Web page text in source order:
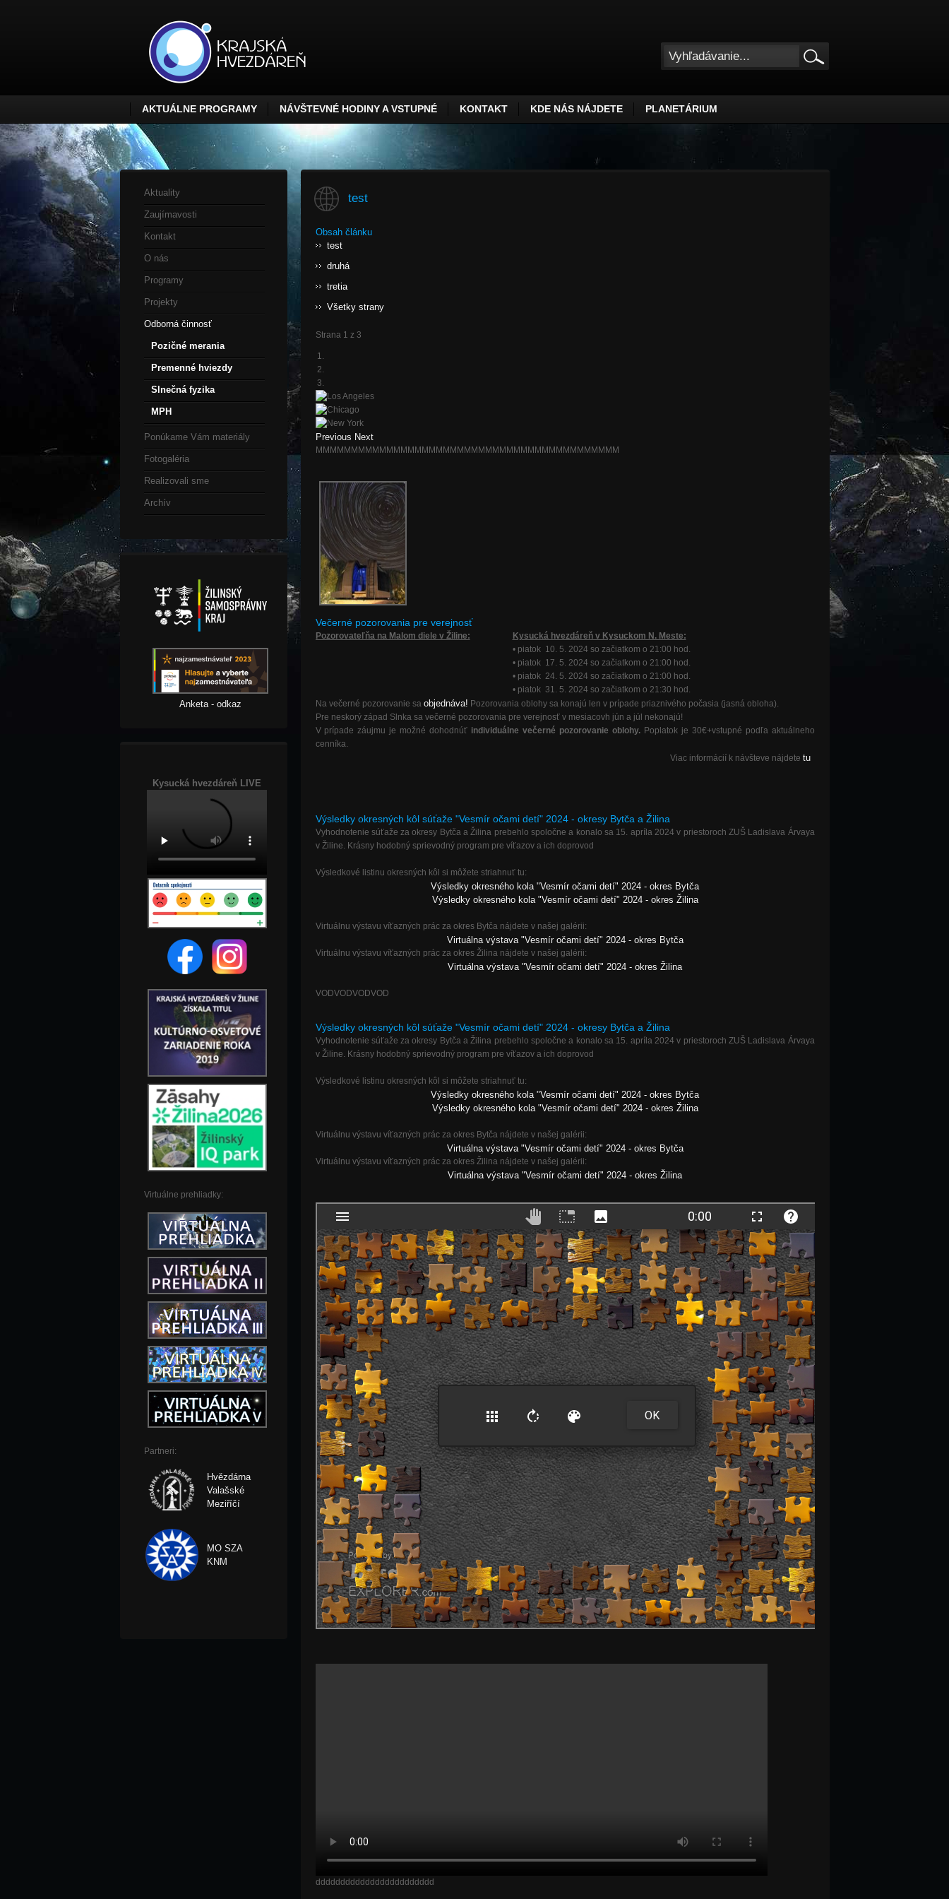
AKTUÁLNE PROGRAMY NÁVŠTEVNÉ HODINY A VSTUPNÉ KONTAKT KDE NÁS NÁJDETE PLANETÁRIUM
Aktuality
Zaujímavosti
Kontakt
O nás
Programy
Projekty
Odborná činnosť
Pozičné merania
Premenné hviezdy
Slnečná fyzika
MPH
Ponúkame Vám materiály
Fotogaléria
Realizovali sme
Archív
Anketa - odkaz
Kysucká hvezdáreň LIVE
Virtuálne prehliadky:
Partneri:
Hvězdárna
Valašské
Meziříčí
MO SZA
KNM
test
Obsah článku
test
druhá
tretia
Všetky strany
Strana 1 z 3
Previous Next
MMMMMMMMMMMMMMMMMMMMMMMMMMMMMMMMMMMMMMMMMMM
Večerné pozorovania pre verejnosť
Pozorovateľňa na Malom diele v Žiline:
Kysucká hvezdáreň v Kysuckom N. Meste:
• piatok 10. 5. 2024 so začiatkom o 21:00 hod.
• piatok 17. 5. 2024 so začiatkom o 21:00 hod.
• piatok 24. 5. 2024 so začiatkom o 21:00 hod.
• piatok 31. 5. 2024 so začiatkom o 21:30 hod.
Na večerné pozorovanie sa objednáva! Pozorovania oblohy sa konajú len v prípade priaznivého počasia (jasná obloha).
Pre neskorý západ Slnka sa večerné pozorovania pre verejnosť v mesiacovh jún a júl nekonajú!
V prípade záujmu je možné dohodnúť individuálne večerné pozorovanie oblohy. Poplatok je 30€+vstupné podľa aktuálneho
cenníka.
Viac informácií k návšteve nájdete tu
Výsledky okresných kôl súťaže "Vesmír očami detí" 2024 - okresy Bytča a Žilina
Vyhodnotenie súťaže za okresy Bytča a Žilina prebehlo spoločne a konalo sa 15. apríla 2024 v priestoroch ZUŠ Ladislava Árvaya
v Žiline. Krásny hodobný sprievodný program pre víťazov a ich doprovod
Výsledkové listinu okresných kôl si môžete striahnuť tu:
Výsledky okresného kola "Vesmír očami detí" 2024 - okres Bytča
Výsledky okresného kola "Vesmír očami detí" 2024 - okres Žilina
Virtuálnu výstavu víťazných prác za okres Bytča nájdete v našej galérii:
Virtuálna výstava "Vesmír očami detí" 2024 - okres Bytča
Virtuálnu výstavu víťazných prác za okres Žilina nájdete v našej galérii:
Virtuálna výstava "Vesmír očami detí" 2024 - okres Žilina
VODVODVODVOD
Výsledky okresných kôl súťaže "Vesmír očami detí" 2024 - okresy Bytča a Žilina
Vyhodnotenie súťaže za okresy Bytča a Žilina prebehlo spoločne a konalo sa 15. apríla 2024 v priestoroch ZUŠ Ladislava Árvaya
v Žiline. Krásny hodobný sprievodný program pre víťazov a ich doprovod
Výsledkové listinu okresných kôl si môžete striahnuť tu:
Výsledky okresného kola "Vesmír očami detí" 2024 - okres Bytča
Výsledky okresného kola "Vesmír očami detí" 2024 - okres Žilina
Virtuálnu výstavu víťazných prác za okres Bytča nájdete v našej galérii:
Virtuálna výstava "Vesmír očami detí" 2024 - okres Bytča
Virtuálnu výstavu víťazných prác za okres Žilina nájdete v našej galérii:
Virtuálna výstava "Vesmír očami detí" 2024 - okres Žilina
dddddddddddddddddddddddd